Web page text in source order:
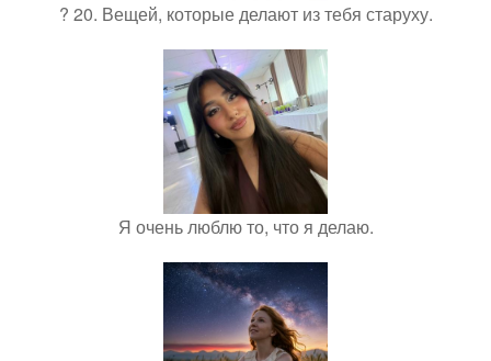
? 20. Вещей, которые делают из тебя старуху.
Я очень люблю то, что я делаю.